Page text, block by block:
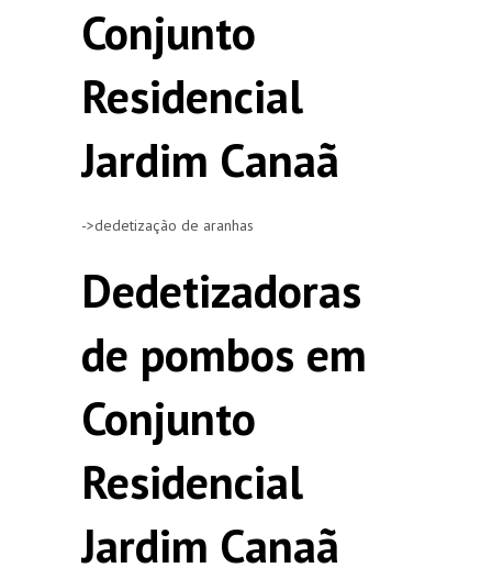
Conjunto
Residencial
Jardim Canaã
->dedetização de aranhas
Dedetizadoras
de pombos em
Conjunto
Residencial
Jardim Canaã